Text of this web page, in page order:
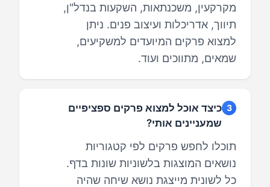
מקרקעין, משכנתאות, השקעות בנדל"ן,
תיווך, אדריכלות ועיצוב פנים. ניתן
למצוא פרקים המיועדים למשקיעים,
שמאים, מתווכים ועוד.
3 כיצד אוכל למצוא פרקים ספציפיים
שמעניינים אותי?
תוכלו לחפש פרקים לפי קטגוריות
נושאים המוצגות בלשוניות שונות בדף.
כל לשונית מייצגת נושא שיחה שהיה